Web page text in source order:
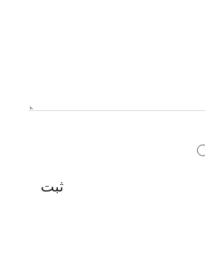
ثبت